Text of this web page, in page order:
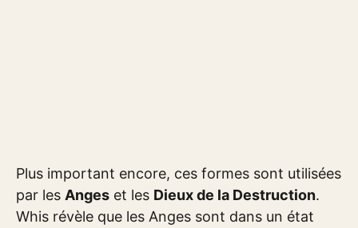
Plus important encore, ces formes sont utilisées
par les Anges et les Dieux de la Destruction.
Whis révèle que les Anges sont dans un état